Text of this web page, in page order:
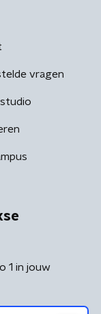
vragen
1 in jouw